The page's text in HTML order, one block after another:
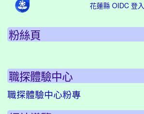
花蓮縣 OIDC 登入
粉絲頁
職探體驗中心
職探體驗中心粉專